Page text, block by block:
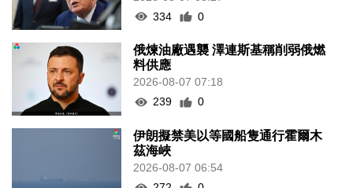
334
0
俄煉油廠遇襲 澤連斯基稱削弱俄燃
料供應
2026-08-07 07:18
239
0
伊朗擬禁美以等國船隻通行霍爾木
茲海峽
2026-08-07 06:54